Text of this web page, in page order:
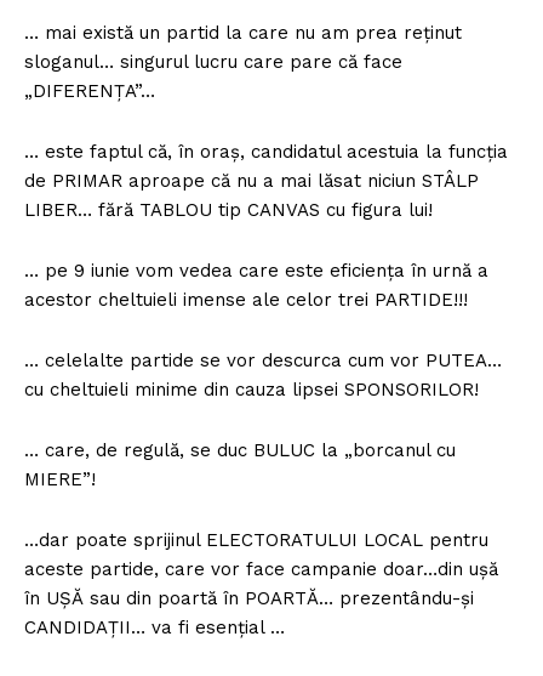
… mai există un partid la care nu am prea reținut
sloganul… singurul lucru care pare că face
„DIFERENȚA”…
… este faptul că, în oraș, candidatul acestuia la funcția
de PRIMAR aproape că nu a mai lăsat niciun STÂLP
LIBER… fără TABLOU tip CANVAS cu figura lui!
… pe 9 iunie vom vedea care este eficiența în urnă a
acestor cheltuieli imense ale celor trei PARTIDE!!!
… celelalte partide se vor descurca cum vor PUTEA…
cu cheltuieli minime din cauza lipsei SPONSORILOR!
… care, de regulă, se duc BULUC la „borcanul cu
MIERE”!
…dar poate sprijinul ELECTORATULUI LOCAL pentru
aceste partide, care vor face campanie doar…din ușă
în UȘĂ sau din poartă în POARTĂ… prezentându-și
CANDIDAȚII… va fi esențial …